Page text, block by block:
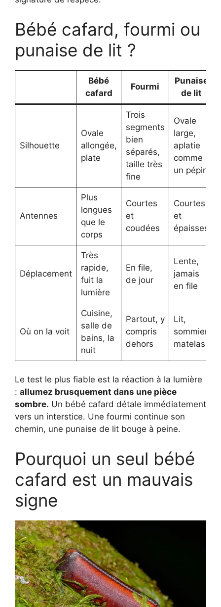
Bébé cafard, fourmi ou
punaise de lit ?
Bébé
cafard
Fourmi
Punaise
de lit
Silhouette
Ovale
allongée,
plate
Trois
segments
bien
séparés,
taille très
fine
Ovale
large,
aplatie
comme
un pépin
Antennes
Plus
longues
que le
corps
Courtes
et
coudées
Courtes
et
épaisses
Déplacement
Très
rapide,
fuit la
lumière
En file,
de jour
Lente,
jamais
en file
Où on la voit
Cuisine,
salle de
bains, la
nuit
Partout, y
compris
dehors
Lit,
sommier,
matelas
Le test le plus fiable est la réaction à la lumière
: allumez brusquement dans une pièce
sombre. Un bébé cafard détale immédiatement
vers un interstice. Une fourmi continue son
chemin, une punaise de lit bouge à peine.
Pourquoi un seul bébé
cafard est un mauvais
signe